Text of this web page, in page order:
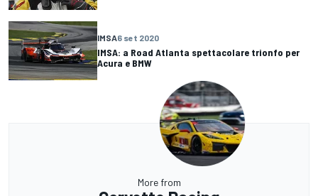
IMSA6 set 2020
IMSA: a Road Atlanta spettacolare trionfo per
Acura e BMW
More from